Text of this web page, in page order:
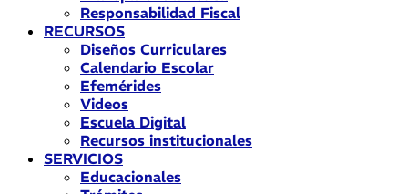
Responsabilidad Fiscal
RECURSOS
Diseños Curriculares
Calendario Escolar
Efemérides
Videos
Escuela Digital
Recursos institucionales
SERVICIOS
Educacionales